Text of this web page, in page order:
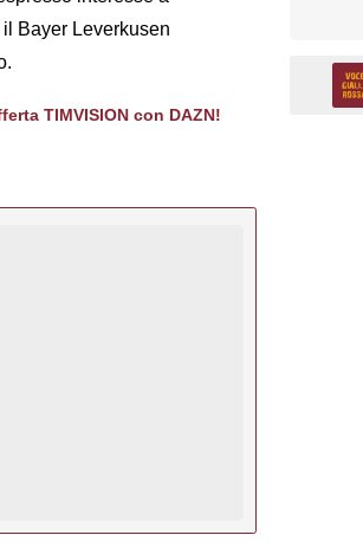
Bayer Leverkusen
TIMVISION con DAZN!